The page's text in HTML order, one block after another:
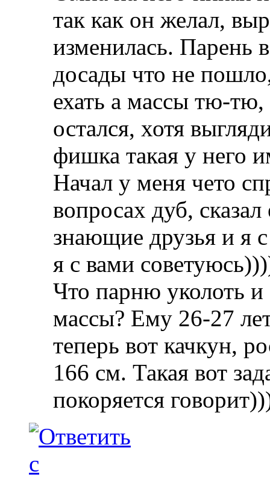
так как он желал,
изменилась. Парень
досады что не
ехать а массы тю-тю,
остался, хотя
фишка такая у него
Начал у меня чето
вопросах дуб,
знающие друзья и я
я с вами
Что парню уколоть и
массы? Ему 26-27
теперь вот качкун,
166 см. Такая вот
покоряется